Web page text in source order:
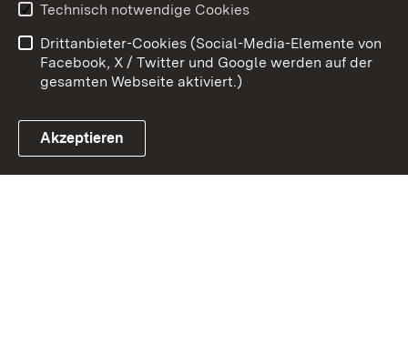
Link zum Landesportal
Barrierefreiheit
Impressum Cookies
Technisch notwendige Cookies
Drittanbieter-Cookies (Social-Media-Elemente von
Facebook, X / Twitter und Google werden auf der
gesamten Webseite aktiviert.)
Akzeptieren